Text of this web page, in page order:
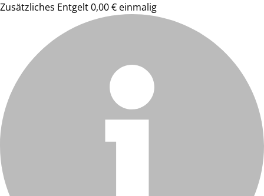
Zusätzliches Entgelt 0,00 € einmalig